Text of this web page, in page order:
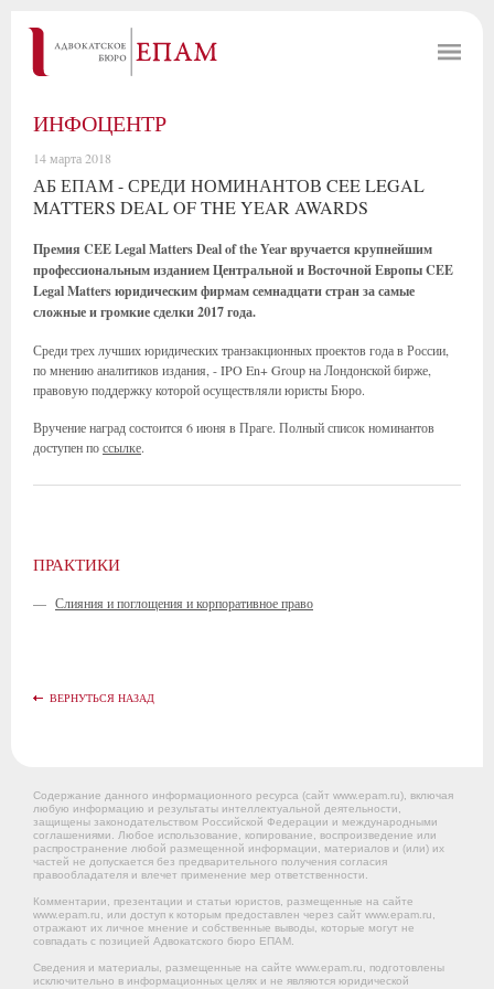
ИНФОЦЕНТР
14 марта 2018
АБ ЕПАМ - СРЕДИ НОМИНАНТОВ CEE LEGAL
MATTERS DEAL OF THE YEAR AWARDS
Премия CEE Legal Matters Deal of the Year вручается крупнейшим
профессиональным изданием Центральной и Восточной Европы CEE
Legal Matters юридическим фирмам семнадцати стран за самые
сложные и громкие сделки 2017 года.
Среди трех лучших юридических транзакционных проектов года в России,
по мнению аналитиков издания, - IPO En+ Group на Лондонской бирже,
правовую поддержку которой осуществляли юристы Бюро.
Вручение наград состоится 6 июня в Праге. Полный список номинантов
доступен поссылке.
ПРАКТИКИ
— Слияния и поглощения и корпоративное право
ВЕРНУТЬСЯ НАЗАД
Содержание данного информационного ресурса (сайт www.epam.ru), включая
любую информацию и результаты интеллектуальной деятельности,
защищены законодательством Российской Федерации и международными
соглашениями. Любое использование, копирование, воспроизведение или
распространение любой размещенной информации, материалов и (или) их
частей не допускается без предварительного получения согласия
правообладателя и влечет применение мер ответственности.
Комментарии, презентации и статьи юристов, размещенные на сайте
www.epam.ru, или доступ к которым предоставлен через сайт www.epam.ru,
отражают их личное мнение и собственные выводы, которые могут не
совпадать с позицией Адвокатского бюро ЕПАМ.
Сведения и материалы, размещенные на сайте www.epam.ru, подготовлены
исключительно в информационных целях и не являются юридической